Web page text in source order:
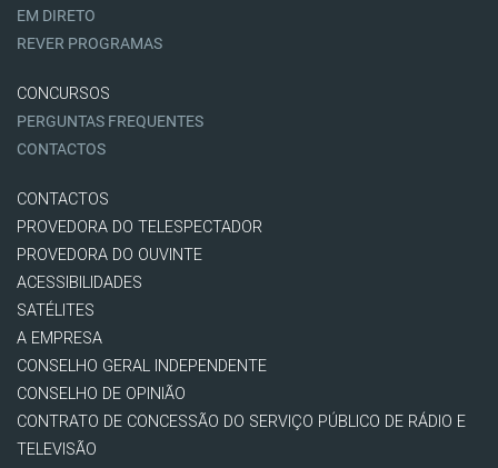
EM DIRETO
REVER PROGRAMAS
CONCURSOS
PERGUNTAS FREQUENTES
CONTACTOS
CONTACTOS
PROVEDORA DO TELESPECTADOR
PROVEDORA DO OUVINTE
ACESSIBILIDADES
SATÉLITES
A EMPRESA
CONSELHO GERAL INDEPENDENTE
CONSELHO DE OPINIÃO
CONTRATO DE CONCESSÃO DO SERVIÇO PÚBLICO DE RÁDIO E
TELEVISÃO